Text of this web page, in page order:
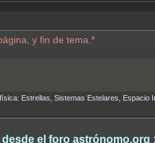
y fin de tema.*
Estrellas, Sistemas Estelares, Espacio
desde el foro astrónomo.org